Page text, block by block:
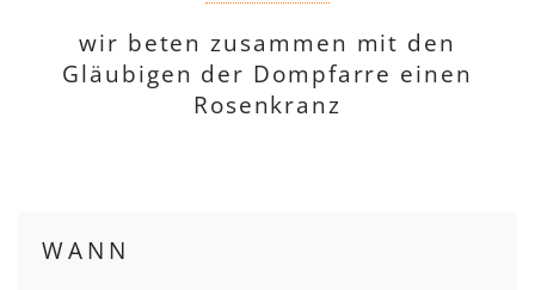
wir beten zusammen mit den
Gläubigen der Dompfarre einen
Rosenkranz
WANN